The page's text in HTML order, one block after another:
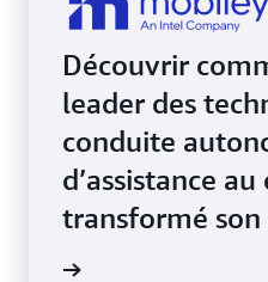
Découvrir
leader des
conduite
d’assistance
transformé son
suite flexible et